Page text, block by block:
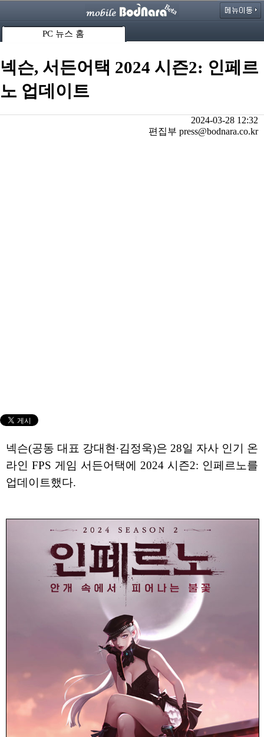
PC 뉴스 홈
넥슨, 서든어택 2024 시즌2: 인페르
노 업데이트
2024-03-28 12:32
편집부 press@bodnara.co.kr
넥슨(공동 대표 강대현∙김정욱)은 28일 자사 인기 온
라인 FPS 게임 서든어택에 2024 시즌2: 인페르노를
업데이트했다.